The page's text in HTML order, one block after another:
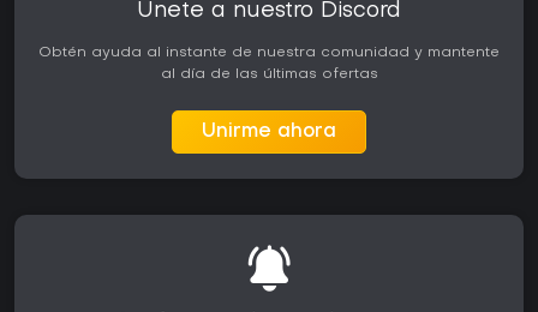
Únete a nuestro Discord
Obtén ayuda al instante de nuestra comunidad y mantente
al día de las últimas ofertas
Unirme ahora